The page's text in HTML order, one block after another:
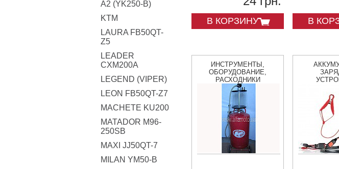
A2 (YK250-B)
KTM
LAURA FB50QT-
Z5
LEADER
CXM200A
LEGEND (VIPER)
LEON FB50QT-Z7
MACHETE KU200
MATADOR M96-
250SB
MAXI JJ50QT-7
MILAN YM50-B
В КОРЗИНУ В
ИНСТРУМЕНТЫ,
ОБОРУДОВАНИЕ,
РАСХОДНИКИ